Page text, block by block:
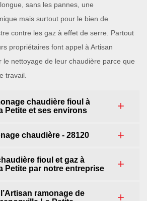
sans les pannes, une
mais surtout pour le bien de
contre les gaz à effet de serre. Partout
propriétaires font appel à Artisan
le nettoyage de leur chaudière parce que
travail.
chaudière fioul à
Petite et ses environs
chaudière - 28120
fioul et gaz à
Petite par notre entreprise
ramonage de